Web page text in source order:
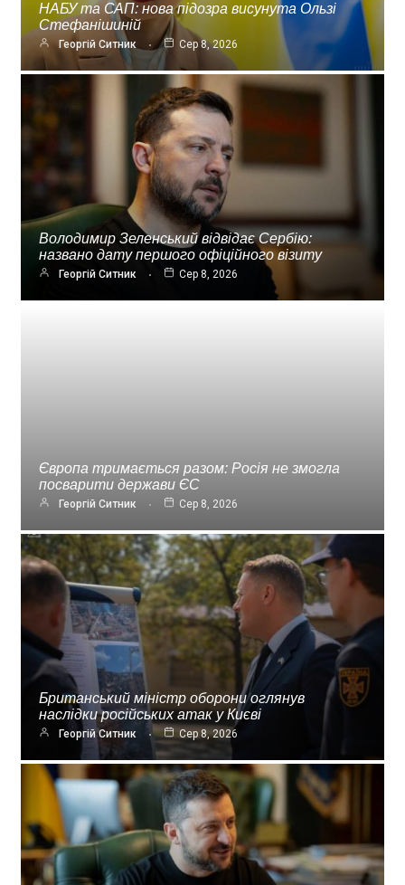
НАБУ та САП: нова підозра висунута Ользі
Стефанішиній
Георгій Ситник Сер 8, 2026
Володимир Зеленський відвідає Сербію:
названо дату першого офіційного візиту
Георгій Ситник Сер 8, 2026
Європа тримається разом: Росія не змогла
посварити держави ЄС
Георгій Ситник Сер 8, 2026
Британський міністр оборони оглянув
наслідки російських атак у Києві
Георгій Ситник Сер 8, 2026